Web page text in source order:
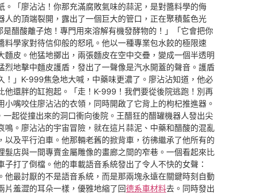
「廖沾沾！你那充滿腐敗氣味的蒜泥，是對醬料學的侮
的頂端裂開，露出了一個巨大的管口，正在聚積藍色光
醋酸離子炮！專門用來溶解有機發酵物的！」「它會把你
學家對待信仰般的怒吼。他以一種專業包水餃的極限速
皮。他猛地擲出，兩張麵皮在空中交疊，變成一個半透明
地擊中麵皮護盾，發出了一聲像是汽水開蓋的聲音。護盾
」K-999焦急地大喊，中藥味更濃了。廖沾沾知道，他必
還胖的缸抱起。「走！K-999！我們要從後院逃跑！別再
嘴咬住廖沾沾的衣領，同時開啟了它背上的枸杞推進器。
起從撞出來的洞口衝向後院。王醋狂的醋罐機器人發出尖
。廖沾沾的宇宙冒險，就在這片蒜泥、中藥和醋酸的混亂
及平行泊車。他那輛老舊的掀背車，彷彿繼承了他所有的
店與一間專賣金屬雕像的畫廊之間的窄巷。一個看起來比
打了倒檔。他的車載語音系統發出了令人不快的女聲：
最討厭的不是語音系統，而是那兩塊永遠在關鍵時刻自動
片羞澀的耳朵一樣，優雅地縮了回德系車材料去。同時發出